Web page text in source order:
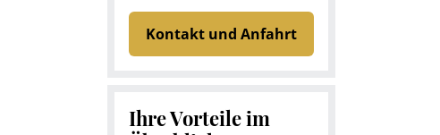
Kontakt und Anfahrt
Ihre Vorteile im